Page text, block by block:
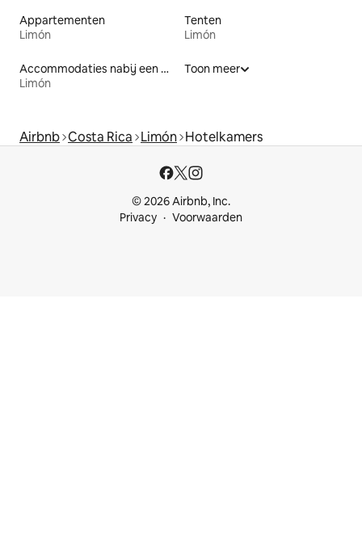
Appartementen
Limón
Tenten
Limón
Accommodaties nabij een meer
Limón
Toon meer
Airbnb Costa Rica Limón Hotelkamers
© 2026 Airbnb, Inc.
Privacy
Voorwaarden